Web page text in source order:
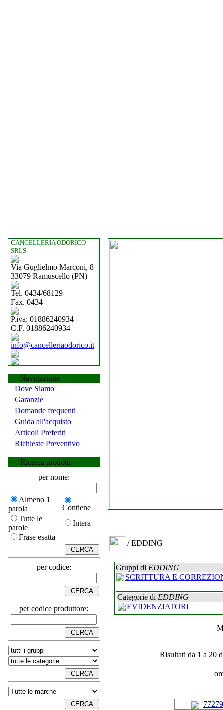
CANCELLERIA ODORICO
SRLS
Via Guglielmo Marconi, 8
33079 Ramuscello (PN)
Tel. 0434/68129
Fax. 0434
P.iva: 01886240934
C.F. 01886240934
info@cancelleriaodorico.it
Navigazione
Dove Siamo
Garanzie
Domande frequenti
Guida all'acquisto
Articoli Preferiti
Richieste Preventivo
Ricerca prodotti
per nome:
Almeno 1
parola
Contiene
Tutte le
parole
Intera
Frase esatta
per codice:
per codice produttore:
/ EDDING
Gruppi di EDDING
SCRITTURA E
Categorie di EDDING
EVIDENZIATORI
Risultati da 1 a 20
77279